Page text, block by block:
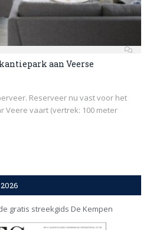
aan Veerse
Reserveer nu vast voor het
Veere vaart (vertrek: 100 meter
gratis streekgids De Kempen